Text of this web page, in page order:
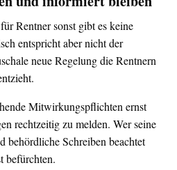
Rentner sonst gibt es keine
entspricht aber nicht der
neue Regelung die Rentnern
Mitwirkungspflichten ernst
rechtzeitig zu melden. Wer seine
behördliche Schreiben beachtet
befürchten.